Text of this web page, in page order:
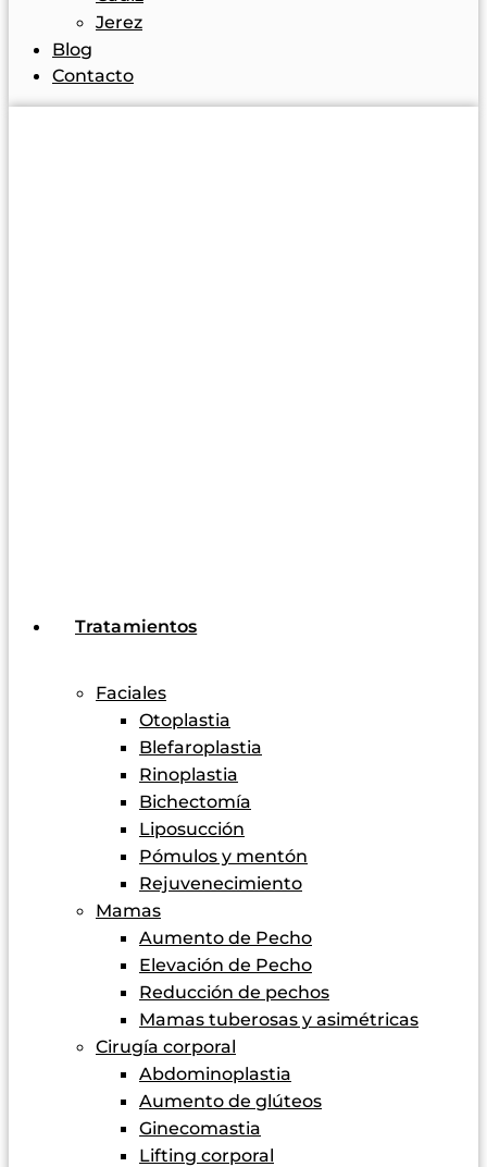
Jerez
Blog
Contacto
Tratamientos
Faciales
Otoplastia
Blefaroplastia
Rinoplastia
Bichectomía
Liposucción
Pómulos y mentón
Rejuvenecimiento
Mamas
Aumento de Pecho
Elevación de Pecho
Reducción de pechos
Mamas tuberosas y asimétricas
Cirugía corporal
Abdominoplastia
Aumento de glúteos
Ginecomastia
Lifting corporal